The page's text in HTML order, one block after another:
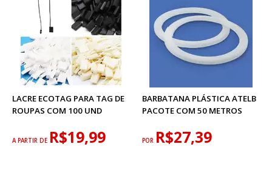
LACRE ECOTAG PARA TAG DE
ROUPAS COM 100 UND
A PARTIR DE R$19,99
BARBATANA PLÁSTICA ATELB
PACOTE COM 50 METROS
POR R$27,39